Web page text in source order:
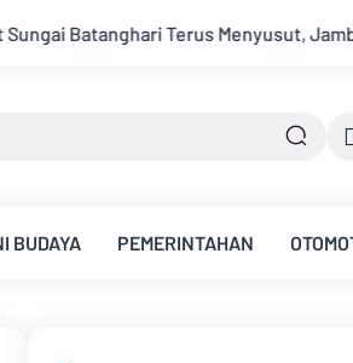
Hadapi Ancaman Krisis Air Bersih
BUDAYA PEMERINTAHAN